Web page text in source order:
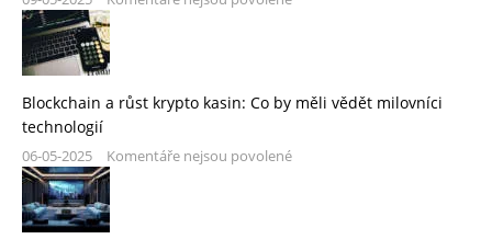
Blockchain a růst krypto kasin: Co by měli vědět milovníci
technologií
06-05-2025 Komentáře nejsou povolené